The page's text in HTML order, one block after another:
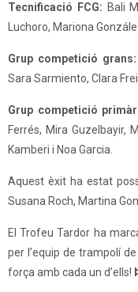
Tecnificació FCG: Bali
Luchoro, Mariona
Grup competició grans:
Sara Sarmiento, Clara
Grup competició
Ferrés, Mira Guzelbayir,
Kamberi i Noa Garcia.
Aquest èxit ha estat
Susana Roch, Martina
El Trofeu Tardor ha
per l’equip de trampolí
força amb cada un d’ells!